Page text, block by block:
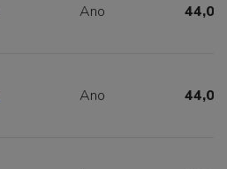
Ano 44,00
Ano 44,00